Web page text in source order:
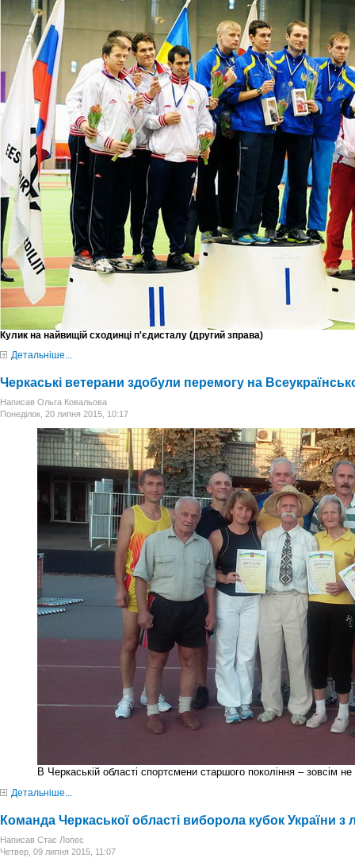
Кулик на найвищій сходинці п'єдисталу (другий зправа)
Детальніше...
Черкаські ветерани здобули перемогу на
Написав Ольга Ковальова
Понеділок, 20 липня 2015, 10:17
В Черкаській області спортсмени старшого покоління – зовсім не
Детальніше...
Команда Черкаської області виборола кубок України з
Написав Стас Лопес
Четвер, 09 липня 2015, 11:07